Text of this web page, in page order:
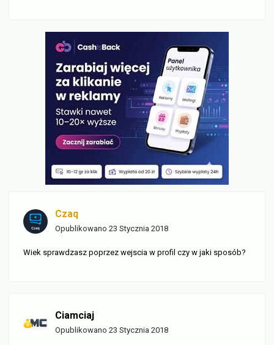
Czaq
Opublikowano 23 Stycznia 2018
Wiek sprawdzasz poprzez wejscia w profil czy w jaki sposób?
Ciamciaj
Opublikowano 23 Stycznia 2018